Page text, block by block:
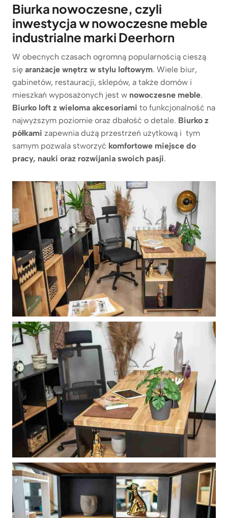
Biurka nowoczesne, czyli
inwestycja w nowoczesne meble
industrialne marki Deerhorn
W obecnych czasach ogromną popularnością cieszą
się aranżacje wnętrz w stylu loftowym. Wiele biur,
gabinetów, restauracji, sklepów, a także domów i
mieszkań wyposażonych jest w nowoczesne meble.
Biurko loft z wieloma akcesoriami to funkcjonalność na
najwyższym poziomie oraz dbałość o detale. Biurko z
półkami zapewnia dużą przestrzeń użytkową i tym
samym pozwala stworzyć komfortowe miejsce do
pracy, nauki oraz rozwijania swoich pasji.